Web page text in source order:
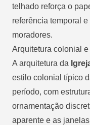
telhado reforça o
referência temporal
moradores.
Arquitetura colonial e
A arquitetura da
estilo colonial típico
período, com
ornamentação
aparente e as